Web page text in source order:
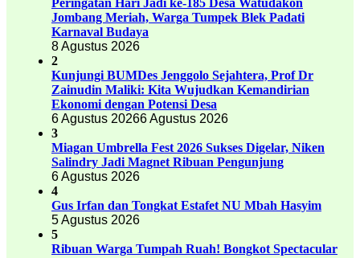
Jombang Meriah, Warga Tumpek Blek Padati
Karnaval Budaya
8 Agustus 2026
2
Kunjungi BUMDes Jenggolo Sejahtera, Prof Dr
Zainudin Maliki: Kita Wujudkan Kemandirian
Ekonomi dengan Potensi Desa
6 Agustus 20266 Agustus 2026
3
Miagan Umbrella Fest 2026 Sukses Digelar, Niken
Salindry Jadi Magnet Ribuan Pengunjung
6 Agustus 2026
4
Gus Irfan dan Tongkat Estafet NU Mbah Hasyim
5 Agustus 2026
5
Ribuan Warga Tumpah Ruah! Bongkot Spectacular